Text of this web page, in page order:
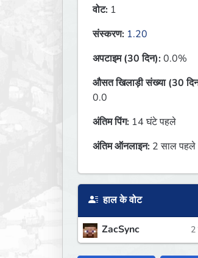
वोट: 1
संस्करण: 1.20
अपटाइम (30 दिन):0.0%
औसत खिलाड़ी संख्या (30
0.0
अंतिम पिंग: 14 घंटे पहले
अंतिम ऑनलाइन: 2 साल पहले
हाल के वोट
ZacSync 2